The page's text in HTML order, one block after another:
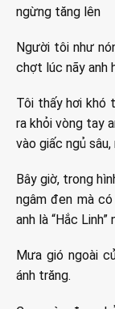
ngừng tăng lên
Người tôi như
chợt lúc nãy anh
Tôi thấy hơi khó
ra khỏi vòng tay
vào giấc ngủ
Bây giờ, trong
ngâm đen mà
anh là “Hắc Linh”
Mưa gió ngoài
ánh trăng.